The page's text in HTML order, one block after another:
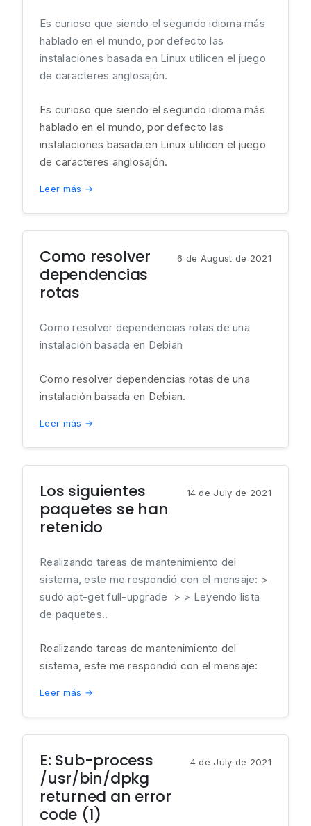
Es curioso que siendo el segundo idioma más
hablado en el mundo, por defecto las
instalaciones basada en Linux utilicen el juego
de caracteres anglosajón.
Es curioso que siendo el segundo idioma más
hablado en el mundo, por defecto las
instalaciones basada en Linux utilicen el juego
de caracteres anglosajón.
Leer más →
Como resolver
dependencias
rotas
6 de August de 2021
Como resolver dependencias rotas de una
instalación basada en Debian
Como resolver dependencias rotas de una
instalación basada en Debian.
Leer más →
Los siguientes
paquetes se han
retenido
14 de July de 2021
Realizando tareas de mantenimiento del
sistema, este me respondió con el mensaje: >
sudo apt-get full-upgrade > > Leyendo lista
de paquetes..
Realizando tareas de mantenimiento del
sistema, este me respondió con el mensaje:
Leer más →
E: Sub-process
/usr/bin/dpkg
returned an error
code (1)
4 de July de 2021